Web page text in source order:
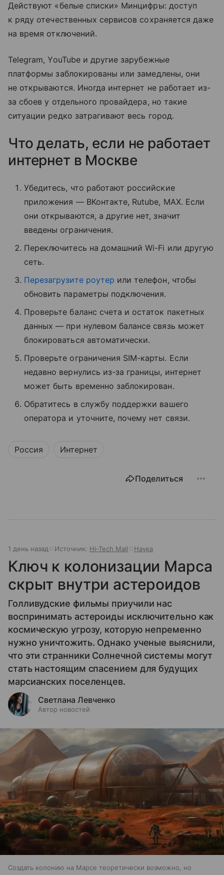
Действуют «белые списки» Минцифры: доступ
к ряду отечественных сервисов сохраняется даже
на время отключений.
Telegram, YouTube и другие зарубежные
платформы заблокированы или замедлены, они
не открываются. Иногда интернет не работает из-
за сбоев у отдельного провайдера, но такие
ситуации редко затрагивают весь город.
Что делать, если не работает
интернет в Москве
Убедитесь, что работают российские
приложения — ВКонтакте, Rutube, MAX. Если
они открываются, а другие нет, значит
введены ограничения.
Переключитесь на домашний Wi-Fi или другую
сеть.
Перезагрузите роутер или телефон, чтобы
обновить параметры подключения.
Проверьте баланс счета и остаток пакетных
данных — при нулевом балансе связь может
блокироваться автоматически.
Проверьте ограничения SIM-карты. Если
недавно вернулись из-за границы, интернет
может быть временно заблокирован.
Обратитесь в службу поддержки вашего
оператора и уточните, почему нет связи.
Россия Интернет
Поделиться
1 день назад Источник: Hi-Tech Mail Наука
Ключ к колонизации Марса
скрыт внутри астероидов
Голливудские фильмы приучили нас
воспринимать астероиды исключительно как
космическую угрозу, которую непременно
нужно уничтожить. Однако ученые выяснили,
что эти странники Солнечной системы могут
стать настоящим спасением для будущих
марсианских поселенцев.
Светлана Левченко
Автор новостей
Создать колонию на Марсе теоретически возможно, но